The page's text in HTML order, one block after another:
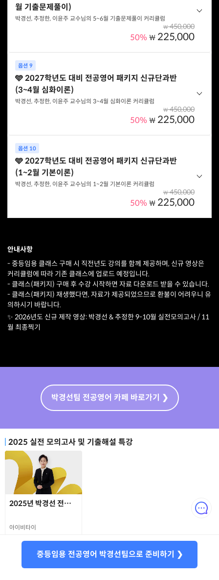
옵션 구성
박경선 교수 - 통사의미화용 분석 및 정리
추정한 교수 - 일반영어 분석 및 문제풀이
옵션 선택하기
월 기출문제풀이)
박경선, 추정한, 이윤주 교수님의 5~6월 기출문제풀이 커리큘럼
₩450,000
50% ₩225,000
로 구매할 수 있는 패키지입니다.
옵션 구성
박경선 교수 - 통사/의미/화용 기출풀이
추정한 교수 - 일반영어 기출문제풀이
옵션 선택하기
옵션 9
🩵 2027학년도 대비 전공영어 패키지 신규단과반
(3~4월 심화이론)
박경선, 추정한, 이윤주 교수님의 3~4월 심화이론 커리큘럼
₩450,000
50% ₩225,000
매할 수 있는 패키지입니다.
옵션 구성
박경선 교수 - 통사/의미/화용 심화이론
옵션 10
🩵 2027학년도 대비 전공영어 패키지 신규단과반
(1~2월 기본이론)
박경선, 추정한, 이윤주 교수님의 1~2월 기본이론 커리큘럼
₩450,000
50% ₩225,000
옵션 구성
박경선 교수 - 통사/ 의미/ 화용 기본이론
추정한 교수 - 일반영어 기본
이윤주 교수 - 영미문학 기본이론
중등임용 전공영어 박경선팀으로 준비하기 ❯
안내사항
- 중등임용 클래스 구매 시 직전년도 강의를 함께 제공하며, 신규 영상은
커리큘럼에 따라 기존 클래스에 업로드 예정입니다.
- 클래스(패키지) 구매 후 수강 시작하면 자료 다운로드 받을 수 있습니다.
- 클래스(패키지) 재생했다면, 자료가 제공되었으므로 환불이 어려우니 유
의하시기 바랍니다.
✨ 2026년도 신규 제작 영상: 박경선 & 추정한 9-10월 실전모의고사 / 11
월 최종찍기
박경선팀 전공영어 카페 바로가기 ❯
2025 실전 모의고사 및 기출해설 특강
2025년 박경선 전공영어팀 기출해설 특강 종합
아이비타이
무료